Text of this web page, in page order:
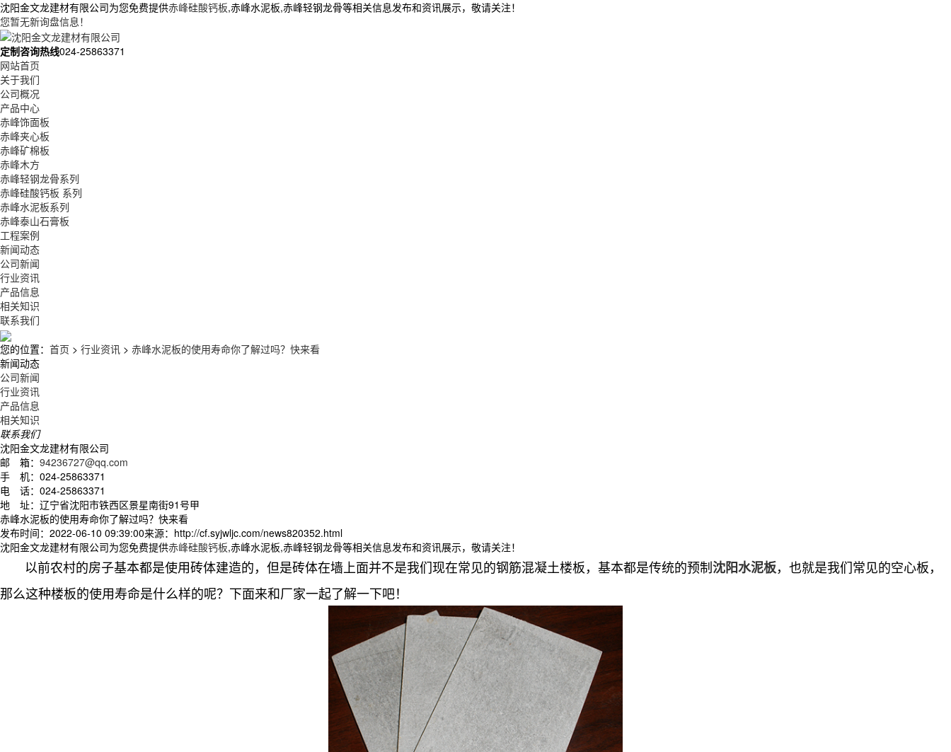
沈阳金文龙建材有限公司为您免费提供赤峰硅酸钙板,赤峰水泥板,赤峰轻钢龙骨等相关信息发布和资讯展示，敬请关注！
您暂无新询盘信息！
定制咨询热线024-25863371
网站首页
关于我们
公司概况
产品中心
赤峰饰面板
赤峰夹心板
赤峰矿棉板
赤峰木方
赤峰轻钢龙骨系列
赤峰硅酸钙板 系列
赤峰水泥板系列
赤峰泰山石膏板
工程案例
新闻动态
公司新闻
行业资讯
产品信息
相关知识
联系我们
您的位置： 首页 > 行业资讯 > 赤峰水泥板的使用寿命你了解过吗？快来看
新闻动态
公司新闻
行业资讯
产品信息
相关知识
联系我们
沈阳金文龙建材有限公司
邮 箱： 94236727@qq.com
手 机：024-25863371
电 话：024-25863371
地 址：辽宁省沈阳市铁西区景星南街91号甲
赤峰水泥板的使用寿命你了解过吗？快来看
发布时间：2022-06-10 09:39:00来源：http://cf.syjwljc.com/news820352.html
沈阳金文龙建材有限公司为您免费提供赤峰硅酸钙板,赤峰水泥板,赤峰轻钢龙骨等相关信息发布和资讯展示，敬请关注！
以前农村的房子基本都是使用砖体建造的，但是砖体在墙上面并不是我们现在常见的钢筋混凝土楼板，基本都是传统的预制沈阳水泥板，也就是我们常见的空心板，
那么这种楼板的使用寿命是什么样的呢？下面来和厂家一起了解一下吧！